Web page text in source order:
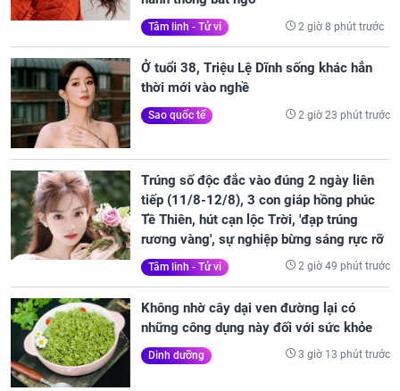
Tâm linh - Tử vi 2 giờ 8 phút trước
Ở tuổi 38, Triệu Lệ Dĩnh sống khác hẳn
thời mới vào nghề
Sao quốc tế 2 giờ 23 phút trước
Trúng số độc đắc vào đúng 2 ngày liên
tiếp (11/8-12/8), 3 con giáp hồng phúc
Tề Thiên, hút cạn lộc Trời, 'đạp trúng
rương vàng', sự nghiệp bừng sáng rực rỡ
Tâm linh - Tử vi 2 giờ 49 phút trước
Không nhờ cây dại ven đường lại có
những công dụng này đối với sức khỏe
Dinh dưỡng 3 giờ 13 phút trước